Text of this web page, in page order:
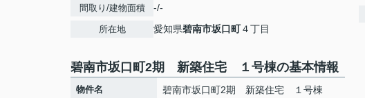
間取り/建物面積 -/-
所在地 愛知県碧南市坂口町４丁目
碧南市坂口町2期 新築住宅 １号棟の基本情報
物件名 碧南市坂口町2期 新築住宅 １号棟